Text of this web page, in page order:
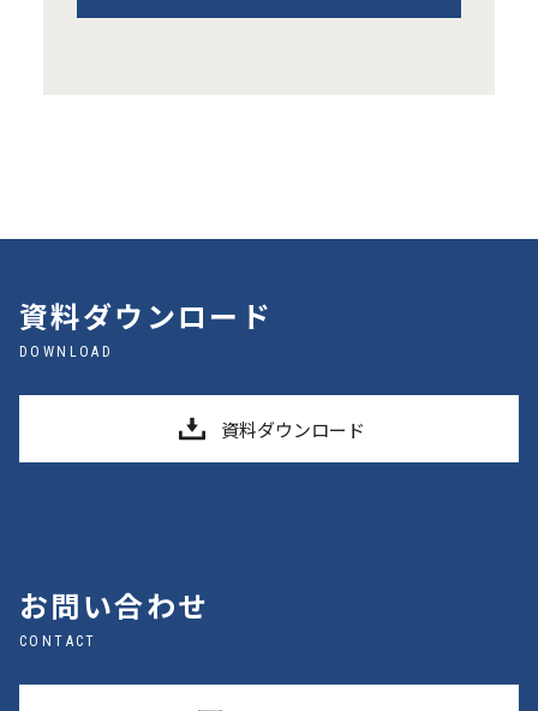
資料ダウンロード
DOWNLOAD
資料ダウンロード
お問い合わせ
CONTACT